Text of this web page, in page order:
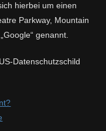
hierbei um einen
Parkway, Mountain
genannt.
Datenschutzschild